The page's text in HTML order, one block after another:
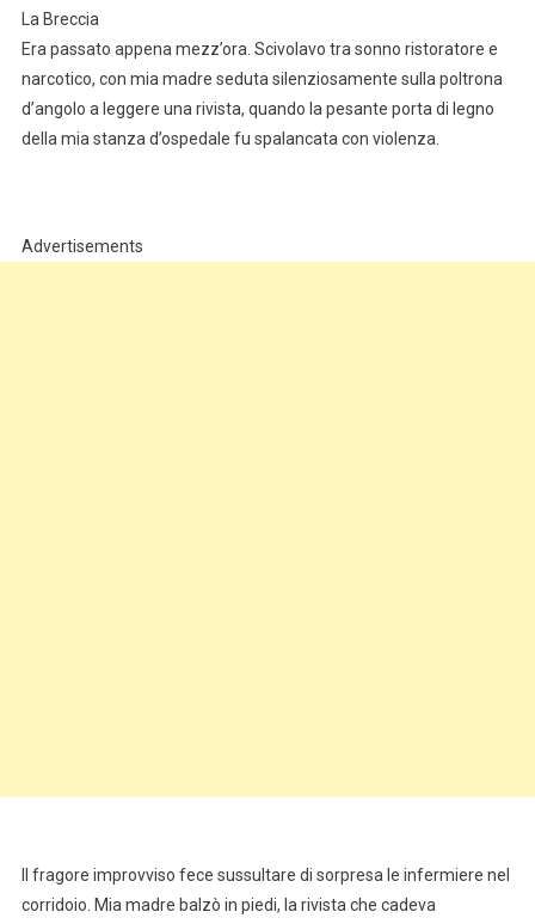
La Breccia
Era passato appena mezz’ora. Scivolavo tra sonno ristoratore e
narcotico, con mia madre seduta silenziosamente sulla poltrona
d’angolo a leggere una rivista, quando la pesante porta di legno
della mia stanza d’ospedale fu spalancata con violenza.
Advertisements
Il fragore improvviso fece sussultare di sorpresa le infermiere nel
corridoio. Mia madre balzò in piedi, la rivista che cadeva